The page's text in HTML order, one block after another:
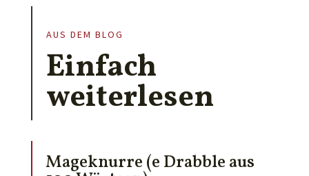
AUS DEM BLOG
Einfach
weiterlesen
Mageknurre (e Drabble aus